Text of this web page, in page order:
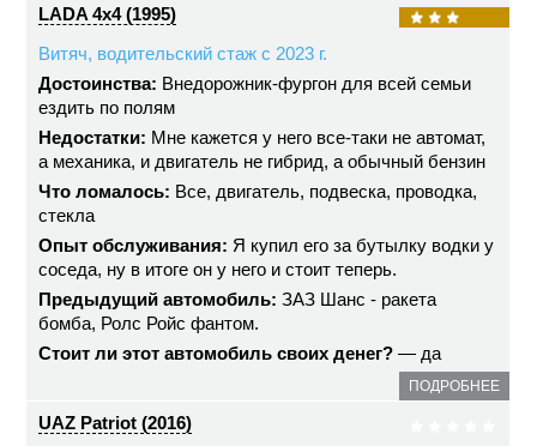
LADA 4x4 (1995)
Витяч, водительский стаж с 2023 г.
Достоинства: Внедорожник-фургон для всей семьи
ездить по полям
Недостатки: Мне кажется у него все-таки не автомат,
а механика, и двигатель не гибрид, а обычный бензин
Что ломалось: Все, двигатель, подвеска, проводка,
стекла
Опыт обслуживания: Я купил его за бутылку водки у
соседа, ну в итоге он у него и стоит теперь.
Предыдущий автомобиль: ЗАЗ Шанс - ракета
бомба, Ролс Ройс фантом.
Стоит ли этот автомобиль своих денег? — да
ПОДРОБНЕЕ
UAZ Patriot (2016)